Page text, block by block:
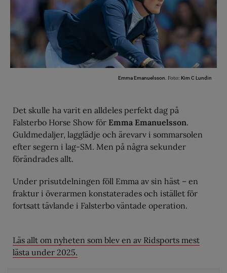
Emma Emanuelsson. Foto: Kim C Lundin
Det skulle ha varit en alldeles perfekt dag på
Falsterbo Horse Show för Emma Emanuelsson.
Guldmedaljer, lagglädje och ärevarv i sommarsolen
efter segern i lag-SM. Men på några sekunder
förändrades allt.
Under prisutdelningen föll Emma av sin häst – en
fraktur i överarmen konstaterades och istället för
fortsatt tävlande i Falsterbo väntade operation.
Läs allt om nyheten som blev en av Ridsports mest
lästa under 2025.